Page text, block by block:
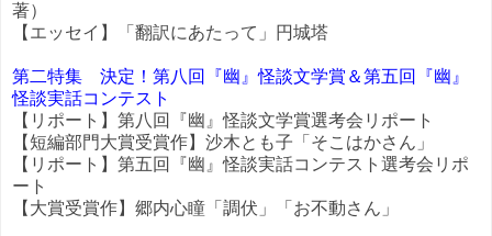
著）
【エッセイ】「翻訳にあたって」円城塔
第二特集 決定！第八回『幽』怪談文学賞＆第五回『幽』
怪談実話コンテス ト
【リポート】第八回『幽』怪談文学賞選考会リポート
【短編部門大賞受賞作】沙木とも子「そこはかさん」
【リポート】第五回『幽』怪談実話コンテスト選考会リポ
ート
【大賞受賞作】郷内心瞳「調伏」「お不動さん」